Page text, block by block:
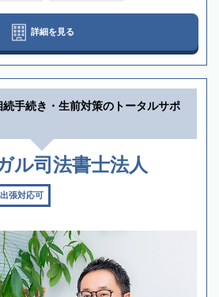
詳細を見る
続手続き・生前対策のトータルサポ
ル司法書士法人
張対応可